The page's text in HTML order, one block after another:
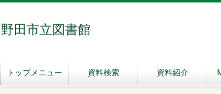
野田市立図書館
トップメニュー 資料検索 資料紹介